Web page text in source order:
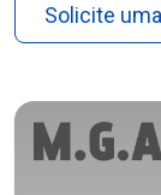
Solicite